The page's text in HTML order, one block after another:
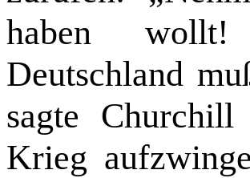
haben
Deutschland
sagte
Krieg